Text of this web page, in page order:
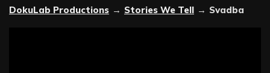
DokuLab Productions → Stories We Tell → Svadba